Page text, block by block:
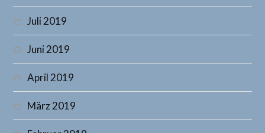
Juli 2019
Juni 2019
April 2019
März 2019